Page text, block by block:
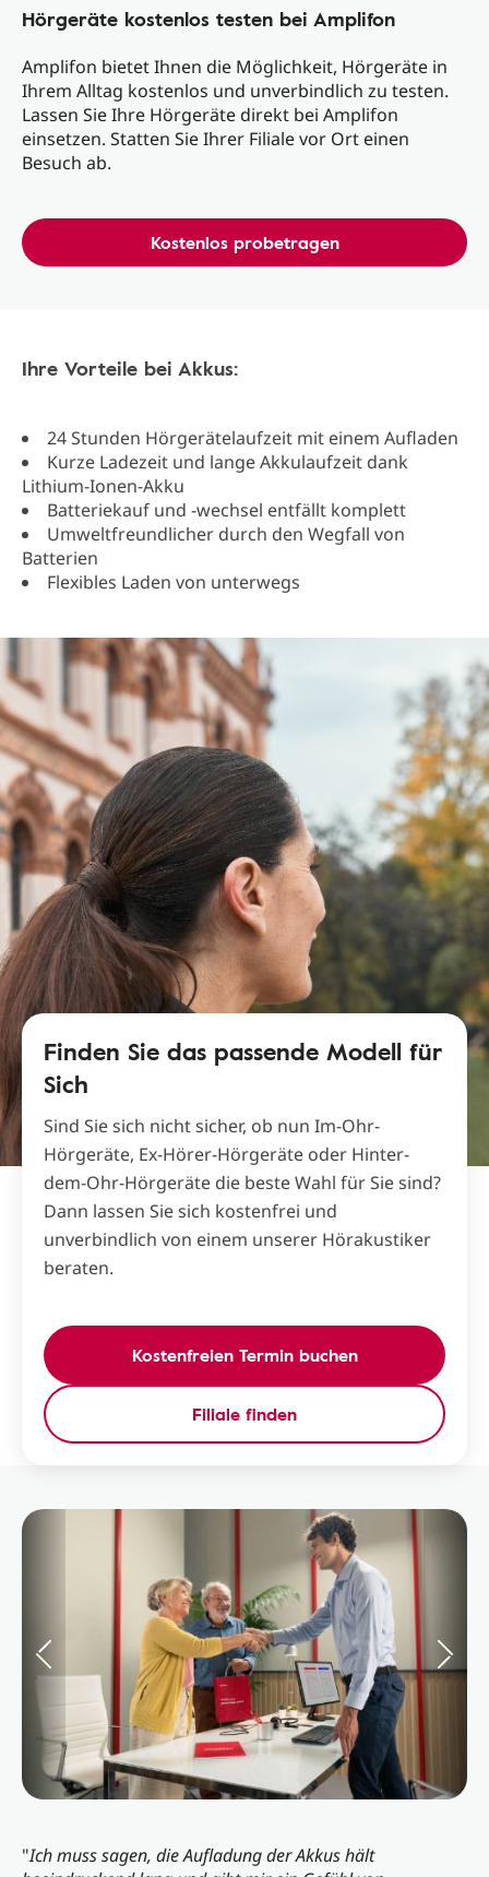
Hörgeräte kostenlos testen bei Amplifon
Amplifon bietet Ihnen die Möglichkeit, Hörgeräte in
Ihrem Alltag kostenlos und unverbindlich zu testen.
Lassen Sie Ihre Hörgeräte direkt bei Amplifon
einsetzen. Statten Sie Ihrer Filiale vor Ort einen
Besuch ab.
Kostenlos probetragen
Ihre Vorteile bei Akkus:
24 Stunden Hörgerätelaufzeit mit einem Aufladen
Kurze Ladezeit und lange Akkulaufzeit dank
Lithium-Ionen-Akku
Batteriekauf und -wechsel entfällt komplett
Umweltfreundlicher durch den Wegfall von
Batterien
Flexibles Laden von unterwegs
Finden Sie das passende Modell für
Sich
Sind Sie sich nicht sicher, ob nun Im-Ohr-
Hörgeräte, Ex-Hörer-Hörgeräte oder Hinter-
dem-Ohr-Hörgeräte die beste Wahl für Sie sind?
Dann lassen Sie sich kostenfrei und
unverbindlich von einem unserer Hörakustiker
beraten.
Kostenfreien Termin buchen
Filiale finden
"Ich muss sagen, die Aufladung der Akkus hält